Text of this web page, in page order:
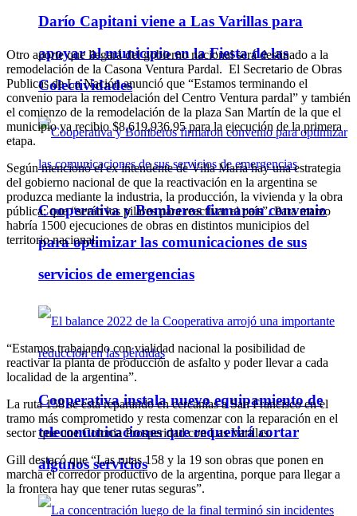
Darío Capitani viene a Las Varillas para
apoyar al municipio en la Fiesta de las
Colectividades
Cooperativa y Bomberos firmaron convenio
para optimizar las comunicaciones de sus
servicios de emergencias
Cooperativa instala nuevo equipamiento de
telecomunicaciones que requerirá cortar
algunos servicios
Otro aporte que llegará del gobierno nacional será destinado a la
remodelación de la Casona Ventura Pardal. El Secretario de Obras
Publicas de La Nación anunció que “Estamos terminando el
convenio para la remodelación del Centro Ventura pardal” y también
el comienzo de la remodelación de la plaza San Martín de la que el
municipio ya recibio $8,619,936.95 para la ejecución de la primera
etapa.
Según mencionó el ex intendente de Villa María hay una estrategia
del gobierno nacional de que la reactivación en la argentina se
produzca mediante la industria, la producción, la vivienda y la obra
pública; que “serán los pilares para reactivar el país”. Para marzo
habría 1500 ejecuciones de obras en distintos municipios del
territorio nacional.
“Estamos trabajando con vialidad nacional la posibilidad de
reactivar la planta de producción de asfalto y poder llevar a cada
localidad de la argentina”.
La ruta 158 se está reparando en cercanías a San Francisco en el
tramo más comprometido y resta comenzar con la reparación en el
sector que une Colonia Prosperidad con Las Varillas.
Gill destacó que “Las rutas 158 y la 19 son obras que ponen en
marcha el corredor productivo de la argentina, porque para llegar a
la frontera hay que tener rutas seguras”.